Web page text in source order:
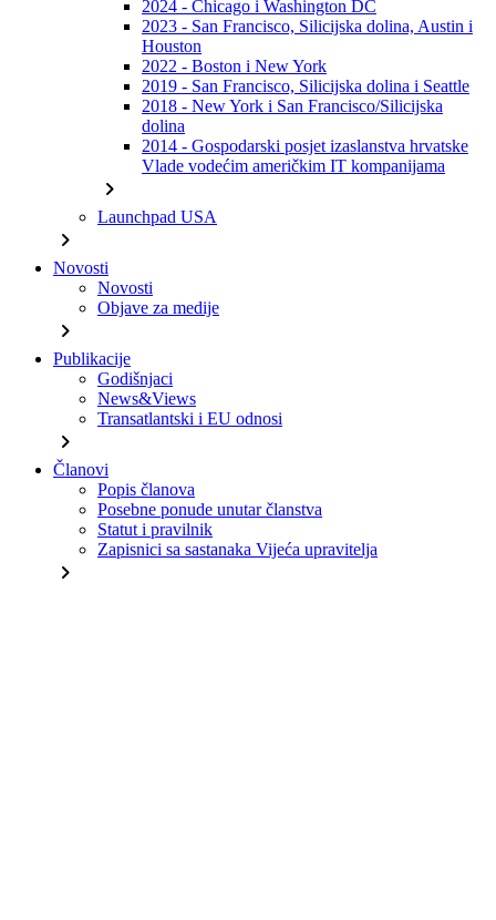
2024 - Chicago i Washington DC
2023 - San Francisco, Silicijska dolina, Austin i
Houston
2022 - Boston i New York
2019 - San Francisco, Silicijska dolina i Seattle
2018 - New York i San Francisco/Silicijska
dolina
2014 - Gospodarski posjet izaslanstva hrvatske
Vlade vodećim američkim IT kompanijama
chevron_right
Launchpad USA
chevron_right
Novosti
Novosti
Objave za medije
chevron_right
Publikacije
Godišnjaci
News&Views
Transatlantski i EU odnosi
chevron_right
Članovi
Popis članova
Posebne ponude unutar članstva
Statut i pravilnik
Zapisnici sa sastanaka Vijeća upravitelja
chevron_right